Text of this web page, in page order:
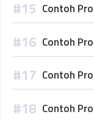
Contoh
Contoh
Contoh
Contoh